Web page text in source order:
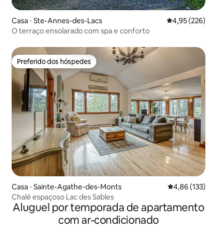
Casa ⋅ Ste-Annes-des-Lacs 4,95 de uma
4,95 (226)
O terraço ensolarado com spa e conforto
Preferido dos hóspedes
Preferido dos hóspedes
Casa ⋅ Sainte-Agathe-des-Monts 4,86 de uma
4,86 (133)
Chalé espaçoso Lac des Sables
Aluguel por temporada de apartamento
com ar-condicionado